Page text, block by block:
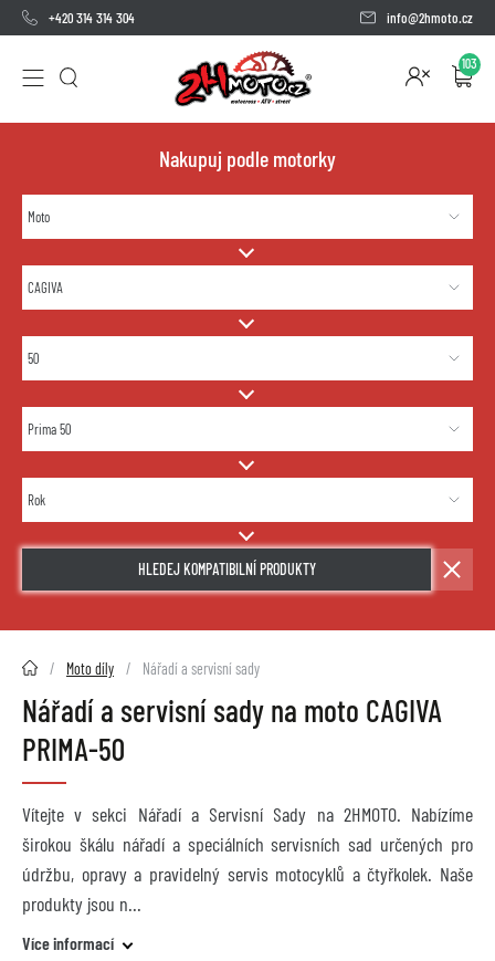
+420 314 314 304 info@2hmoto.cz
103
Nakupuj podle motorky
HLEDEJ KOMPATIBILNÍ PRODUKTY
2HMOTO.cz Moto díly Nářadí a servisní sady
Nářadí a servisní sady na moto CAGIVA
PRIMA-50
Vítejte v sekci Nářadí a Servisní Sady na 2HMOTO. Nabízíme
širokou škálu nářadí a speciálních servisních sad určených pro
údržbu, opravy a pravidelný servis motocyklů a čtyřkolek. Naše
produkty jsou n
Více informací